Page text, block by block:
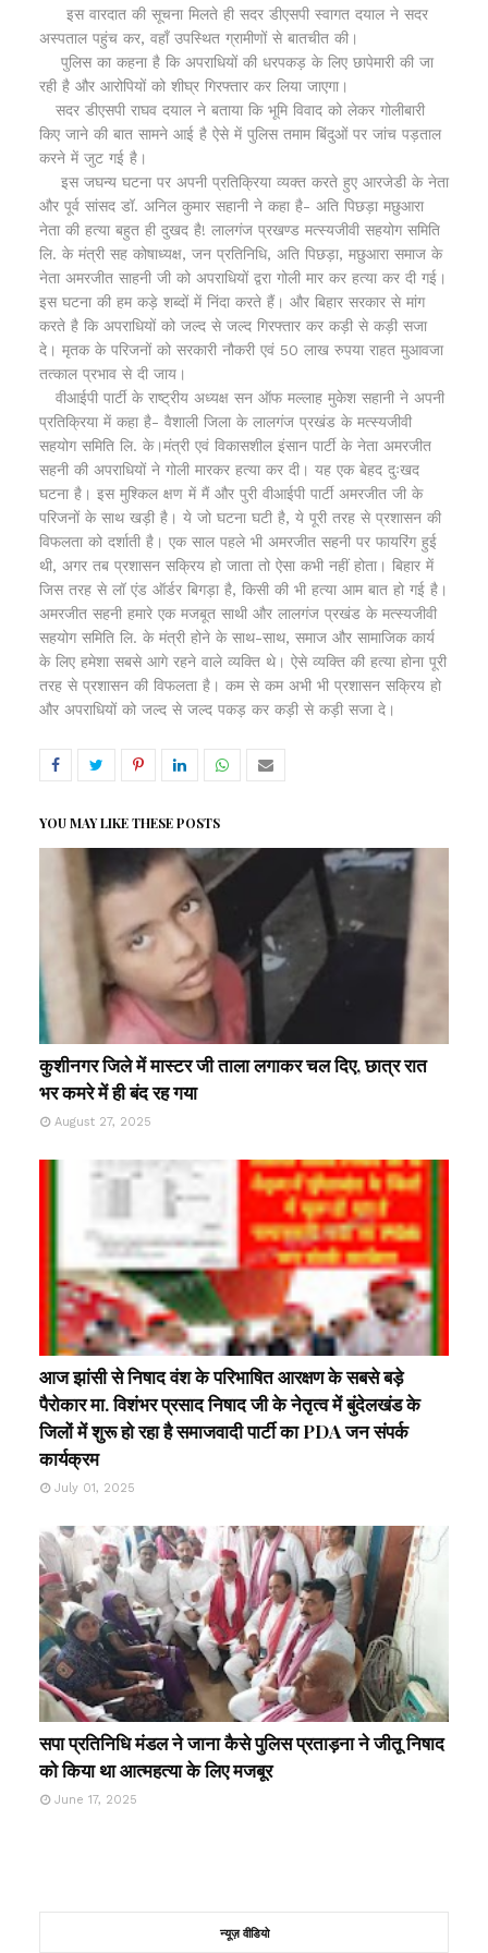
इस वारदात की सूचना मिलते ही सदर डीएसपी स्वागत दयाल ने सदर
अस्पताल पहुंच कर, वहाँ उपस्थित ग्रामीणों से बातचीत की।
पुलिस का कहना है कि अपराधियों की धरपकड़ के लिए छापेमारी की जा
रही है और आरोपियों को शीघ्र गिरफ्तार कर लिया जाएगा।
सदर डीएसपी राघव दयाल ने बताया कि भूमि विवाद को लेकर गोलीबारी
किए जाने की बात सामने आई है ऐसे में पुलिस तमाम बिंदुओं पर जांच पड़ताल
करने में जुट गई है।
इस जघन्य घटना पर अपनी प्रतिक्रिया व्यक्त करते हुए आरजेडी के नेता
और पूर्व सांसद डॉ. अनिल कुमार सहानी ने कहा है- अति पिछड़ा मछुआरा
नेता की हत्या बहुत ही दुखद है! लालगंज प्रखण्ड मत्स्यजीवी सहयोग समिति
लि. के मंत्री सह कोषाध्यक्ष, जन प्रतिनिधि, अति पिछड़ा, मछुआरा समाज के
नेता अमरजीत साहनी जी को अपराधियों द्वरा गोली मार कर हत्या कर दी गई।
इस घटना की हम कड़े शब्दों में निंदा करते हैं। और बिहार सरकार से मांग
करते है कि अपराधियों को जल्द से जल्द गिरफ्तार कर कड़ी से कड़ी सजा
दे। मृतक के परिजनों को सरकारी नौकरी एवं 50 लाख रुपया राहत मुआवजा
तत्काल प्रभाव से दी जाय।
वीआईपी पार्टी के राष्ट्रीय अध्यक्ष सन ऑफ मल्लाह मुकेश सहानी ने अपनी
प्रतिक्रिया में कहा है- वैशाली जिला के लालगंज प्रखंड के मत्स्यजीवी
सहयोग समिति लि. के।मंत्री एवं विकासशील इंसान पार्टी के नेता अमरजीत
सहनी की अपराधियों ने गोली मारकर हत्या कर दी। यह एक बेहद दुःखद
घटना है। इस मुश्किल क्षण में मैं और पुरी वीआईपी पार्टी अमरजीत जी के
परिजनों के साथ खड़ी है। ये जो घटना घटी है, ये पूरी तरह से प्रशासन की
विफलता को दर्शाती है। एक साल पहले भी अमरजीत सहनी पर फायरिंग हुई
थी, अगर तब प्रशासन सक्रिय हो जाता तो ऐसा कभी नहीं होता। बिहार में
जिस तरह से लॉ एंड ऑर्डर बिगड़ा है, किसी की भी हत्या आम बात हो गई है।
अमरजीत सहनी हमारे एक मजबूत साथी और लालगंज प्रखंड के मत्स्यजीवी
सहयोग समिति लि. के मंत्री होने के साथ-साथ, समाज और सामाजिक कार्य
के लिए हमेशा सबसे आगे रहने वाले व्यक्ति थे। ऐसे व्यक्ति की हत्या होना पूरी
तरह से प्रशासन की विफलता है। कम से कम अभी भी प्रशासन सक्रिय हो
और अपराधियों को जल्द से जल्द पकड़ कर कड़ी से कड़ी सजा दे।
YOU MAY LIKE THESE POSTS
कुशीनगर जिले में मास्टर जी ताला लगाकर चल दिए, छात्र रात
भर कमरे में ही बंद रह गया
August 27, 2025
आज झांसी से निषाद वंश के परिभाषित आरक्षण के सबसे बड़े
पैरोकार मा. विशंभर प्रसाद निषाद जी के नेतृत्व में बुंदेलखंड के
जिलों में शुरू हो रहा है समाजवादी पार्टी का PDA जन संपर्क
कार्यक्रम
July 01, 2025
सपा प्रतिनिधि मंडल ने जाना कैसे पुलिस प्रताड़ना ने जीतू निषाद
को किया था आत्महत्या के लिए मजबूर
June 17, 2025
न्यूज़ वीडियो